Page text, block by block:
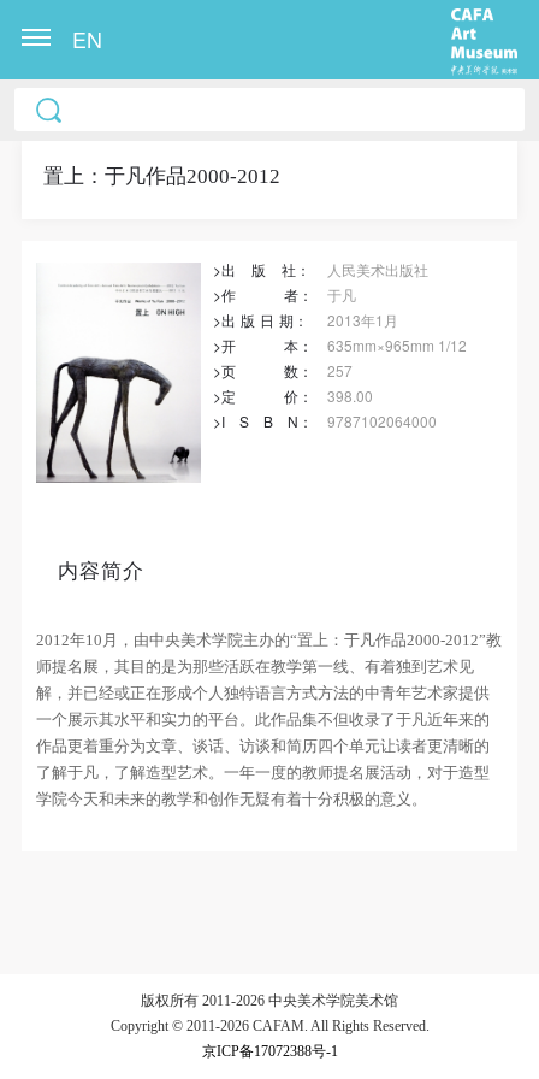
EN
置上：于凡作品2000-2012
>出 版 社：
人民美术出版社
>作
者：
于凡
>出 版 日 期 ：
2013年1月
>开
本：
635mm×965mm 1/12
>页
数：
257
>定
价：
398.00
>I
S B N ： 9787102064000
内容简介
2012年10月，由中央美术学院主办的“置上：于凡作品2000-2012”教
师提名展，其目的是为那些活跃在教学第一线、有着独到艺术见
解，并已经或正在形成个人独特语言方式方法的中青年艺术家提供
一个展示其水平和实力的平台。此作品集不但收录了于凡近年来的
作品更着重分为文章、谈话、访谈和简历四个单元让读者更清晰的
了解于凡，了解造型艺术。一年一度的教师提名展活动，对于造型
学院今天和未来的教学和创作无疑有着十分积极的意义。
版权所有 2011-2026 中央美术学院美术馆
Copyright © 2011-2026 CAFAM. All Rights Reserved.
京ICP备17072388号-1
冷风起，冬意浓！ 这个冬日的北京刻意显得不那么的
重新洗礼那或许已经麻木的感官。 选择去吴哥，因为
称之美全部完美的融为一体。唯有置身于吴哥王城，
在“高棉微笑”的注视下，去凝望这曾经充满战乱、杀
戮，到现今的和平和安详。仿佛瞬间被抽离出这世间
之外，画面被定格静止了一般，转过身即是微笑。 版
权归作者所有，任何形式转载请联系作者。 关于吴
哥，我想大约是我不必多费口舌去解释每一处寺院的
由来和历史，每一个来到这里的人，多数都会花上个
北京刻意显得不那么的温暖，不禁想逃离这荒凉几
感官。 选择去吴哥，因为太想亲自去感受一下这世界
上最重要的文明古迹，它将中国长城的雄伟、泰姬陵
的细致繁复和金字塔的对称之美全部完美的融为一
体。唯有置身于吴哥王城，在“高棉微笑”的注视下，
去凝望这曾经充满战乱、杀戮，到现今的和平和安
风起，冬意浓！ 这个冬日的北京刻意显得不那么的温
暖，不禁想逃离这荒凉几日，寻一处刺眼的阳光，重
快捷登录
手机号码
登录
可使用雅昌艺术网会员账户登录